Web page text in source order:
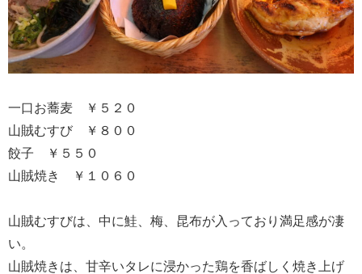
一口お蕎麦 ￥５２０
山賊むすび ￥８００
餃子 ￥５５０
山賊焼き ￥１０６０
山賊むすびは、中に鮭、梅、昆布が入っており満足感が凄
い。
山賊焼きは、甘辛いタレに浸かった鶏を香ばしく焼き上げ